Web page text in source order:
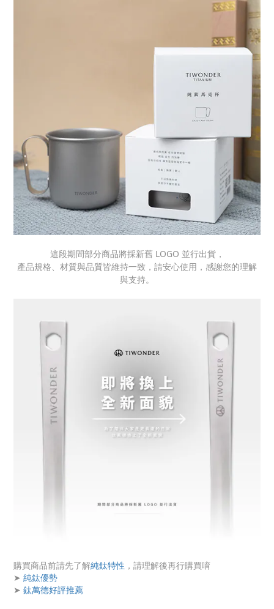
這段期間部分商品將採新舊 LOGO 並行出貨，
產品規格、材質與品質皆維持一致，請安心使用，感謝您的理解
與支持。
購買商品前請先了解純鈦特性 ，請理解後再行購買唷
➤ 純鈦優勢
➤ 鈦萬德好評推薦